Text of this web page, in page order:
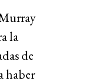
la
de
haber